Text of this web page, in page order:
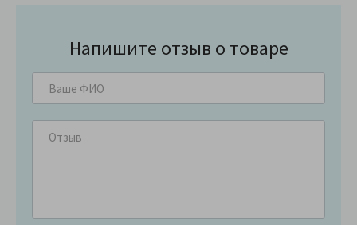
Напишите отзыв о товаре